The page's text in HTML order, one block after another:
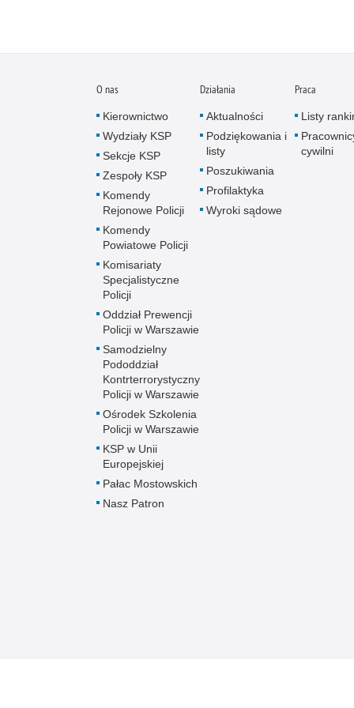
O nas
Kierownictwo
Wydziały KSP
Sekcje KSP
Zespoły KSP
Komendy
Rejonowe Policji
Komendy
Powiatowe Policji
Komisariaty
Specjalistyczne
Policji
Oddział Prewencji
Policji w Warszawie
Samodzielny
Pododdział
Kontrterrorystyczny
Policji w Warszawie
Ośrodek Szkolenia
Policji w Warszawie
KSP w Unii
Europejskiej
Pałac Mostowskich
Nasz Patron
Działania
Aktualności
Podziękowania i
listy
Poszukiwania
Profilaktyka
Wyroki sądowe
Praca
Listy
cywilni